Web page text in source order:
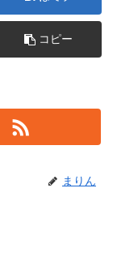
コピー
まりん